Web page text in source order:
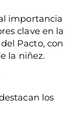
importancia
clave en la
Pacto, con
la niñez.
los